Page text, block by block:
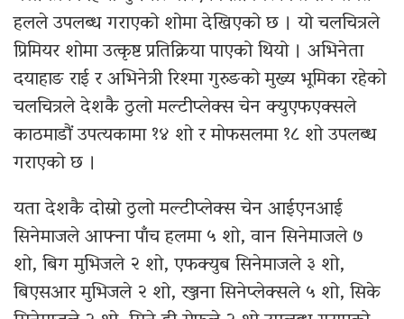
हलले उपलब्ध गराएको शोमा देखिएको छ । यो चलचित्रले
प्रिमियर शोमा उत्कृष्ट प्रतिक्रिया पाएको थियो । अभिनेता
दयाहाङ राई र अभिनेत्री रिश्मा गुरुङको मुख्य भूमिका रहेको
चलचित्रले देशकै ठुलो मल्टीप्लेक्स चेन क्युएफएक्सले
काठमाडौं उपत्यकामा १४ शो र मोफसलमा १८ शो उपलब्ध
गराएको छ ।
यता देशकै दोस्रो ठुलो मल्टीप्लेक्स चेन आईएनआई
सिनेमाजले आफ्ना पाँच हलमा ५ शो, वान सिनेमाजले ७
शो, बिग मुभिजले २ शो, एफक्युब सिनेमाजले ३ शो,
बिएसआर मुभिजले २ शो, रञ्जना सिनेप्लेक्सले ५ शो, सिके